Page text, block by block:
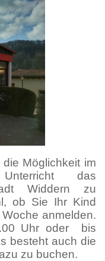
Möglichkeit im
das
Widdern zu
ob Sie Ihr Kind
anmelden.
Uhr oder bis
besteht auch die
zu buchen.